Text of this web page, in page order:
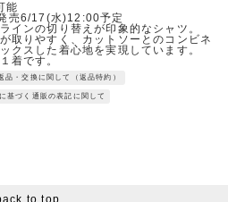
能
売6/17(水)12:00予定
インの切り替えが印象的なシャツ。
取りやすく、カットソーとのコンビネ
クスした着心地を実現しています。
着です。
のしやすいポリエステルと滑らかなレ
を使用したブロード素材。
地よい肌触りが特徴。
ります。実際の商品と仕様が異なる場
品・交換に関して（返品特約）
基づく通販の表記に関して
to top